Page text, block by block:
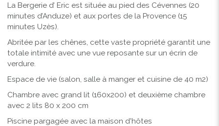
La Bergerie d’ Eric est située au pied des Cévennes (20
minutes d’Anduze) et aux portes de la Provence (15
minutes Uzès).
Abritée par les chênes, cette vaste propriété garantit une
totale intimité avec une vue reposante sur un écrin de
verdure.
Espace de vie (salon, salle à manger et cuisine de 40 m2)
Chambre avec grand lit (160x200) et deuxième chambre
avec 2 lits 80 x 200 cm
Piscine pargagée avec la maison d'hôtes